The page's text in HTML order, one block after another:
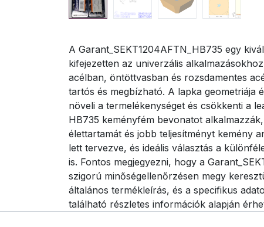
A Garant_SEKT1204AFTN_HB735 egy
kifejezetten az univerzális
acélban, öntöttvasban és rozsdamentes
tartós és megbízható. A lapka geometriája
növeli a termelékenységet és csökkenti a
HB735 keményfém bevonatot
élettartamát és jobb teljesítményt kemény
lett tervezve, és ideális választás a
is. Fontos megjegyezni, hogy a
szigorú minőségellenőrzésen megy
általános termékleírás, és a specifikus
található részletes információk alapján